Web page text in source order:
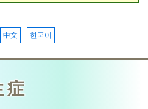
中文 한국어
症